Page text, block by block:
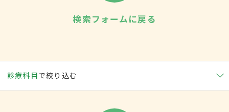
検索フォームに戻る
診療科目で絞り込む